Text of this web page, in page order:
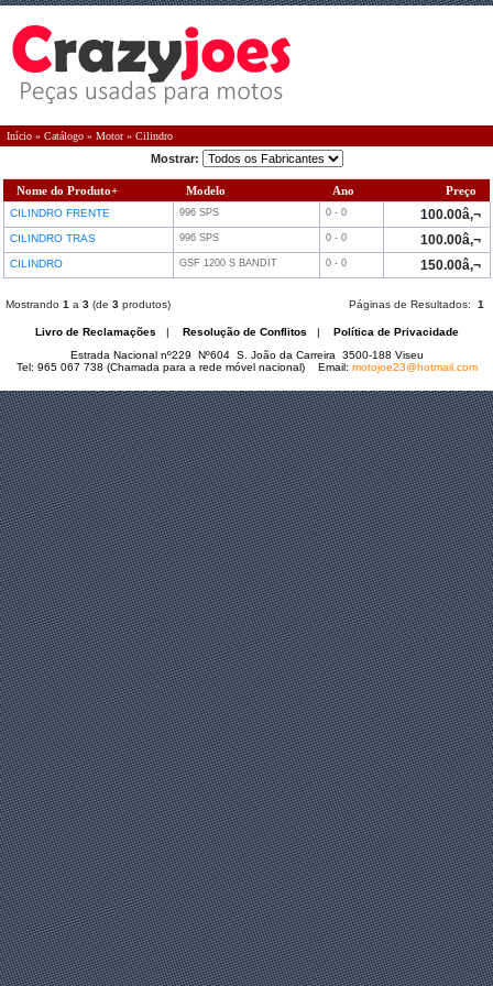
Início » Catálogo » Motor» Cilindro
Mostrar:
Nome do Produto+ Modelo Ano Preço
CILINDRO FRENTE 996 SPS 0 - 0 100.00â‚¬
CILINDRO TRAS 996 SPS 0 - 0 100.00â‚¬
CILINDRO GSF 1200 S BANDIT 0 - 0 150.00â‚¬
Mostrando 1 a 3 (de 3 produtos) Páginas de Resultados: 1
Livro de Reclamações | Resolução de Conflitos | Política de Privacidade
Estrada Nacional nº229 Nº604 S. João da Carreira 3500-188 Viseu
Tel: 965 067 738 (Chamada para a rede móvel nacional) Email: motojoe23@hotmail.com